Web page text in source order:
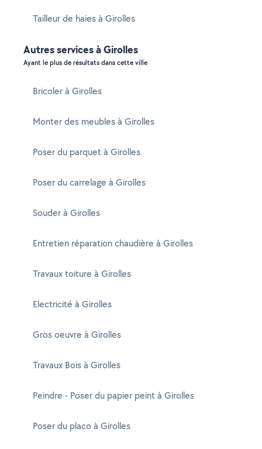
Tailleur de haies à Girolles
Autres services à Girolles
Ayant le plus de résultats dans cette ville
Bricoler à Girolles
Monter des meubles à Girolles
Poser du parquet à Girolles
Poser du carrelage à Girolles
Souder à Girolles
Entretien réparation chaudière à Girolles
Travaux toiture à Girolles
Electricité à Girolles
Gros oeuvre à Girolles
Travaux Bois à Girolles
Peindre - Poser du papier peint à Girolles
Poser du placo à Girolles